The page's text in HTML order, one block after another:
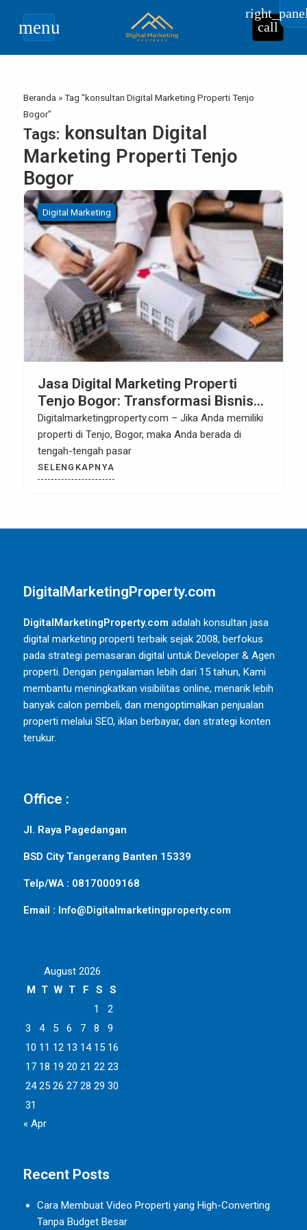
menu call
Beranda »Tag "konsultan Digital Marketing Properti Tenjo
Bogor"
Tags: konsultan Digital
Marketing Properti Tenjo
Bogor
Digital Marketing
Jasa Digital Marketing Properti
Tenjo Bogor: Transformasi Bisnis
Properti Anda
Digitalmarketingproperty.com – Jika Anda memiliki
properti di Tenjo, Bogor, maka Anda berada di
tengah-tengah pasar
SELENGKAPNYA
DigitalMarketingProperty.com
DigitalMarketingProperty.com adalah konsultan jasa
digital marketing properti terbaik sejak 2008, berfokus
pada strategi pemasaran digital untuk Developer & Agen
properti. Dengan pengalaman lebih dari 15 tahun, Kami
membantu meningkatkan visibilitas online, menarik lebih
banyak calon pembeli, dan mengoptimalkan penjualan
properti melalui SEO, iklan berbayar, dan strategi konten
terukur.
Office :
Jl. Raya Pagedangan
BSD City Tangerang Banten 15339
Telp/WA : 08170009168
Email : Info@Digitalmarketingproperty.com
August 2026
M T W T F S
S
1
2
3
4 5 6 7 8
9
10 11 12 13 14 15 16
17 18 19 20 21 22 23
24 25 26 27 28 29 30
31
« Apr
Recent Posts
Cara Membuat Video Properti yang High-Converting
Tanpa Budget Besar